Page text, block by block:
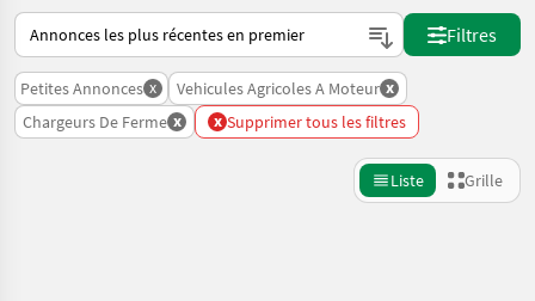
Voici comment les annonces sont triées sur Landwirt.com
Filtres
Petites Annonces x Vehicules Agricoles A Moteur x
Chargeurs De Ferme x x Supprimer tous les filtres
Liste Grille